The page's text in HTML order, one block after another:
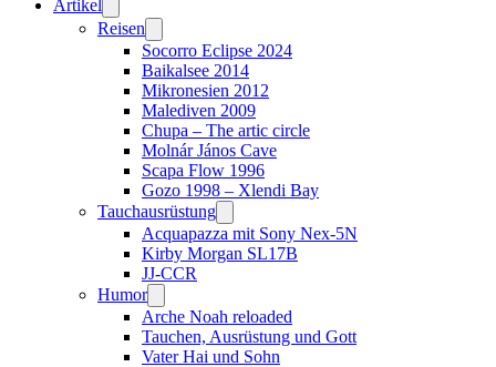
Artikel
Reisen
Socorro Eclipse 2024
Baikalsee 2014
Mikronesien 2012
Malediven 2009
Chupa – The artic circle
Molnár János Cave
Scapa Flow 1996
Gozo 1998 – Xlendi Bay
Tauchausrüstung
Acquapazza mit Sony Nex-5N
Kirby Morgan SL17B
JJ-CCR
Humor
Arche Noah reloaded
Tauchen, Ausrüstung und Gott
Vater Hai und Sohn